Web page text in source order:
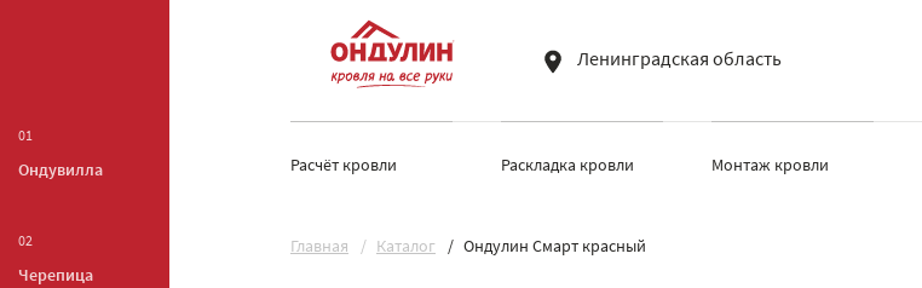
01
Ондувилла
02
Черепица
Ленинградская область
Расчёт кровли Раскладка кровли Монтаж кровли
Главная Каталог Ондулин Смарт красный